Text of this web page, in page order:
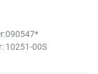
090547*
10251-00S